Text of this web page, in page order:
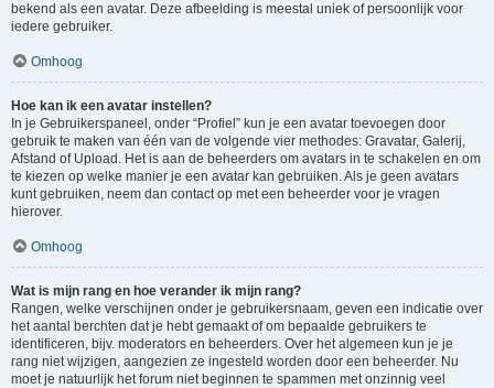
bekend als een avatar. Deze afbeelding is meestal uniek of persoonlijk voor
iedere gebruiker.
Omhoog
Hoe kan ik een avatar instellen?
In je Gebruikerspaneel, onder “Profiel” kun je een avatar toevoegen door
gebruik te maken van één van de volgende vier methodes: Gravatar, Galerij,
Afstand of Upload. Het is aan de beheerders om avatars in te schakelen en om
te kiezen op welke manier je een avatar kan gebruiken. Als je geen avatars
kunt gebruiken, neem dan contact op met een beheerder voor je vragen
hierover.
Omhoog
Wat is mijn rang en hoe verander ik mijn rang?
Rangen, welke verschijnen onder je gebruikersnaam, geven een indicatie over
het aantal berchten dat je hebt gemaakt of om bepaalde gebruikers te
identificeren, bijv. moderators en beheerders. Over het algemeen kun je je
rang niet wijzigen, aangezien ze ingesteld worden door een beheerder. Nu
moet je natuurlijk het forum niet beginnen te spammen met onzinnig veel